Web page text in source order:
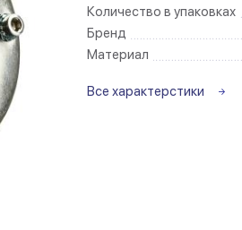
Количество в упаковках
Бренд
Материал
Все характерстики